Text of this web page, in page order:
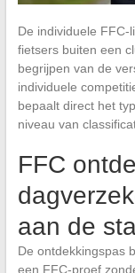
De individuele
fietsers buiten een
begrijpen van de
individuele
bepaalt direct het
niveau van
FFC
aan de
De ontdekkingspas
een FFC-proef